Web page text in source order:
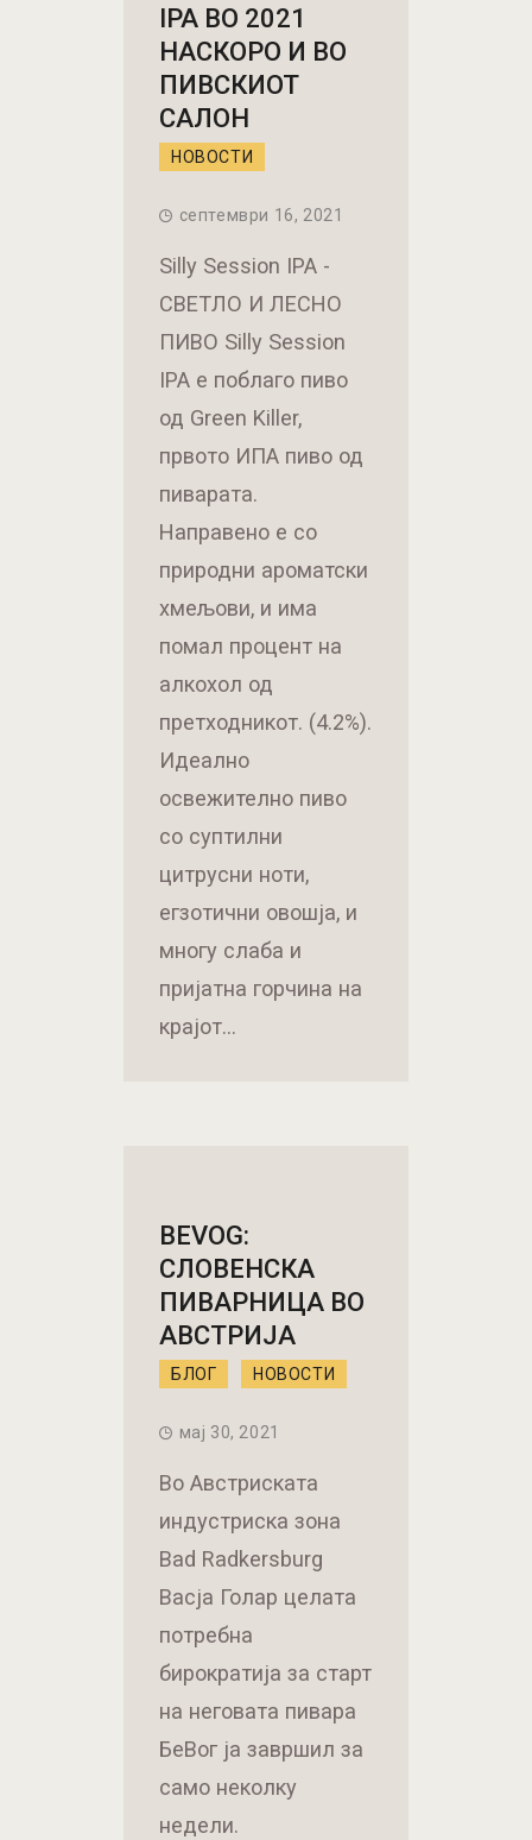
IPA ВО 2021
НАСКОРО И ВО
ПИВСКИОТ
САЛОН
НОВОСТИ
септември 16, 2021
Silly Session IPA -
СВЕТЛО И ЛЕСНО
ПИВО Silly Session
IPA е поблаго пиво
од Green Killer,
првото ИПА пиво од
пиварата.
Направено е со
природни ароматски
хмељови, и има
помал процент на
алкохол од
претходникот. (4.2%).
Идеално
освежително пиво
со суптилни
цитрусни ноти,
егзотични овошја, и
многу слаба и
пријатна горчина на
крајот…
BEVOG:
СЛОВЕНСКА
ПИВАРНИЦА ВО
АВСТРИЈА
БЛОГ НОВОСТИ
мај 30, 2021
Во Австриската
индустриска зона
Bad Radkersburg
Васја Голар целата
потребна
бирократија за старт
на неговата пивара
БеВог ја завршил за
само неколку
недели.